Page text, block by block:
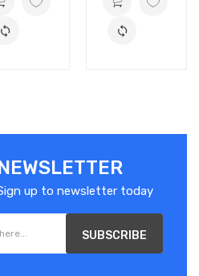
up to newsletter today
SUBSCRIBE